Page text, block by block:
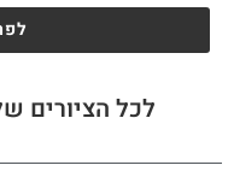
לכל הציורים